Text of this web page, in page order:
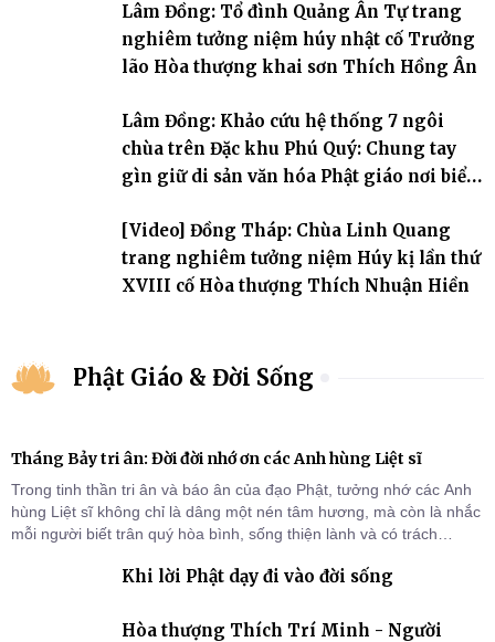
Lâm Đồng: Tổ đình Quảng Ân Tự trang
nghiêm tưởng niệm húy nhật cố Trưởng
lão Hòa thượng khai sơn Thích Hồng Ân
Lâm Đồng: Khảo cứu hệ thống 7 ngôi
chùa trên Đặc khu Phú Quý: Chung tay
gìn giữ di sản văn hóa Phật giáo nơi biển
[Video] Đồng Tháp: Chùa Linh Quang
trang nghiêm tưởng niệm Húy kị lần thứ
XVIII cố Hòa thượng Thích Nhuận Hiền
Phật Giáo & Đời Sống
Tháng Bảy tri ân: Đời đời nhớ ơn các Anh hùng Liệt sĩ
Trong tinh thần tri ân và báo ân của đạo Phật, tưởng nhớ các Anh
hùng Liệt sĩ không chỉ là dâng một nén tâm hương, mà còn là nhắc
mỗi người biết trân quý hòa bình, sống thiện lành và có trách
Khi lời Phật dạy đi vào đời sống
Hòa thượng Thích Trí Minh - Người